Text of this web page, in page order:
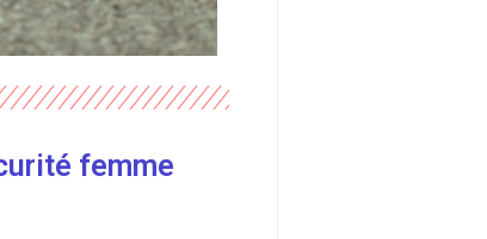
femme